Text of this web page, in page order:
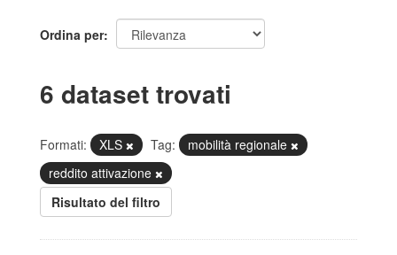
Ordina per
6 dataset trovati
Formati: XLS Tag:
mobilità regionale
reddito attivazione
Risultato del filtro